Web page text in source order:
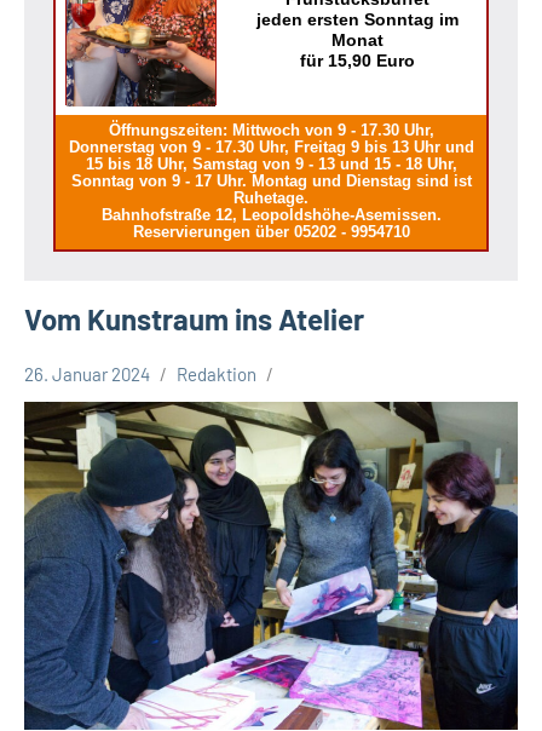
jeden ersten Sonntag im
Monat
für 15,90 Euro
Öffnungszeiten: Mittwoch von 9 - 17.30 Uhr,
Donnerstag von 9 - 17.30 Uhr, Freitag 9 bis 13 Uhr und
15 bis 18 Uhr, Samstag von 9 - 13 und 15 - 18 Uhr,
Sonntag von 9 - 17 Uhr. Montag und Dienstag sind ist
Ruhetage.
Bahnhofstraße 12, Leopoldshöhe-Asemissen.
Reservierungen über 05202 - 9954710
Vom Kunstraum ins Atelier
Lippe
Lippische
Gesellschaft
26. Januar 2024 Redaktion